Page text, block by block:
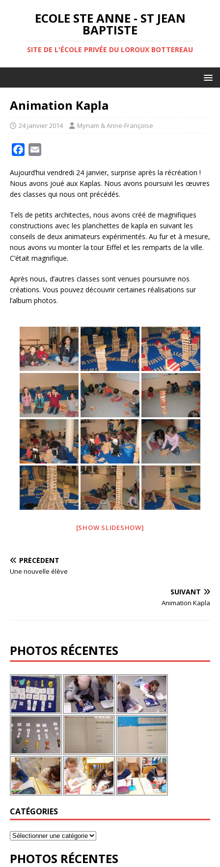
ECOLE STE ANNE - ST JEAN
BAPTISTE
SITE DE L'ÉCOLE PRIVÉE DU LOROUX BOTTEREAU
Animation Kapla
24 janvier 2014 Myriam & Anne-Françoise
c
e
o
o
k
a
i
Aujourd’hui vendredi 24 janvier, surprise après la récréation !
Nous avons joué aux Kaplas. Nous avons poursuivi les œuvres
des classes qui nous ont précédés.
Tels de petits architectes, nous avons créé de magnifiques
constructions avec les planchettes de kapla en suivant les
conseils de deux animateurs expérimentés. Au fur et à mesure,
nous avons vu monter la tour Eiffel et les remparts de la ville.
C’était magnifique.
Après nous, d’autres classes sont venues poursuivre nos
créations. Vous pouvez découvrir certaines réalisations sur
l’album photos.
[SHOW SLIDESHOW]
PRÉCÉDENT
Une nouvelle élève
SUIVANT
Animation Kapla
PHOTOS RÉCENTES
CATÉGORIES
PHOTOS RÉCENTES